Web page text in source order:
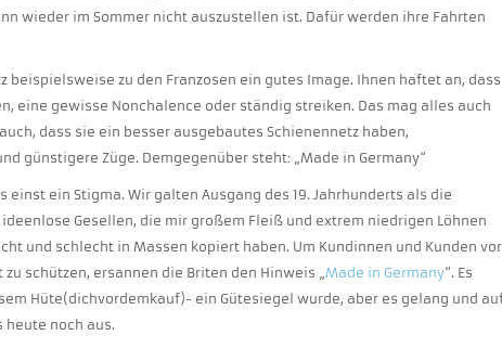
wieder im Sommer nicht auszustellen ist. Dafür werden ihre Fahrten
beispielsweise zu den Franzosen ein gutes Image. Ihnen haftet an, dass
eine gewisse Nonchalence oder ständig streiken. Das mag alles auch
dass sie ein besser ausgebautes Schienennetz haben,
günstigere Züge. Demgegenüber steht: „Made in Germany“
ein Stigma. Wir galten Ausgang des 19. Jahrhunderts als die
ideenlose Gesellen, die mir großem Fleiß und extrem niedrigen Löhnen
und schlecht in Massen kopiert haben. Um Kundinnen und Kunden vor
schützen, ersannen die Briten den Hinweis „ Made in Germany“. Es
Hüte(dichvordemkauf)- ein Gütesiegel wurde, aber es gelang und
heute noch aus.